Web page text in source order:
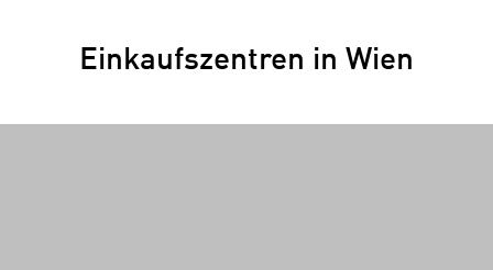
Einkaufszentren in Wien